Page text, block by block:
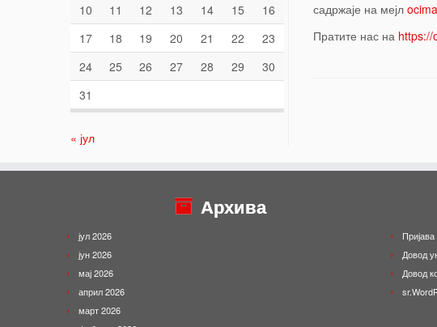
10
11 12 13 14 15
16
17
18 19 20 21 22
23
24
25 26 27 28 29
30
31
« јул
садржаје на мејл
Пратите нас на https://
Архива
јул 2026
јун 2026
мај 2026
април 2026
март 2026
Пријава
Довод
Довод